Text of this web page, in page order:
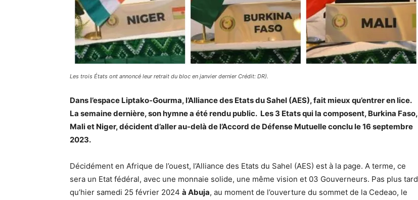
Les trois États ont annoncé leur retrait du bloc en janvier dernier Crédit: DR).
Dans l’espace Liptako-Gourma, l’Alliance des Etats du Sahel (AES), fait mieux qu’entrer en lice.
La semaine dernière, son hymne a été rendu public. Les 3 Etats qui la composent, Burkina Faso,
Mali et Niger, décident d’aller au-delà de l’Accord de Défense Mutuelle conclu le 16 septembre
2023.
Décidément en Afrique de l’ouest, l’Alliance des Etats du Sahel (AES) est à la page. A terme, ce
sera un Etat fédéral, avec une monnaie solide, une même vision et 03 Gouverneurs. Pas plus tard
qu’hier samedi 25 février 2024 à Abuja, au moment de l’ouverture du sommet de la Cedeao, le